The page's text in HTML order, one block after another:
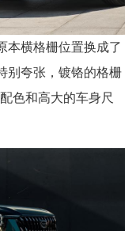
本横格栅位置换成了
别夸张，镀铬的格栅
色和高大的车身尺